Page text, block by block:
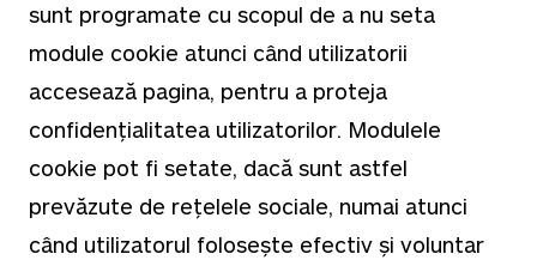
sunt programate cu scopul de a nu seta
module cookie atunci când utilizatorii
accesează pagina, pentru a proteja
confidențialitatea utilizatorilor. Modulele
cookie pot fi setate, dacă sunt astfel
prevăzute de rețelele sociale, numai atunci
când utilizatorul folosește efectiv și voluntar